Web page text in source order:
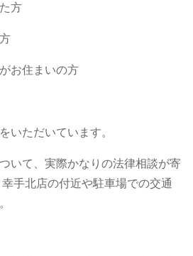
方
お住まいの方
いただいています。
いて、実際かなりの法律相談が寄
手北店の付近や駐車場での交通